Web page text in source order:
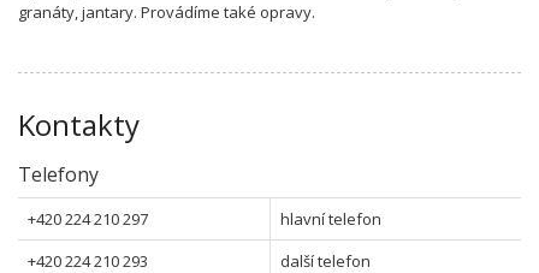
granáty, jantary. Provádíme také opravy.
Kontakty
Telefony
+420 224 210 297
hlavní telefon
+420 224 210 293
další telefon